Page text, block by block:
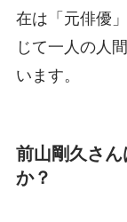
在は「元俳優
じて一人の人
います。
前山剛久さ
か？